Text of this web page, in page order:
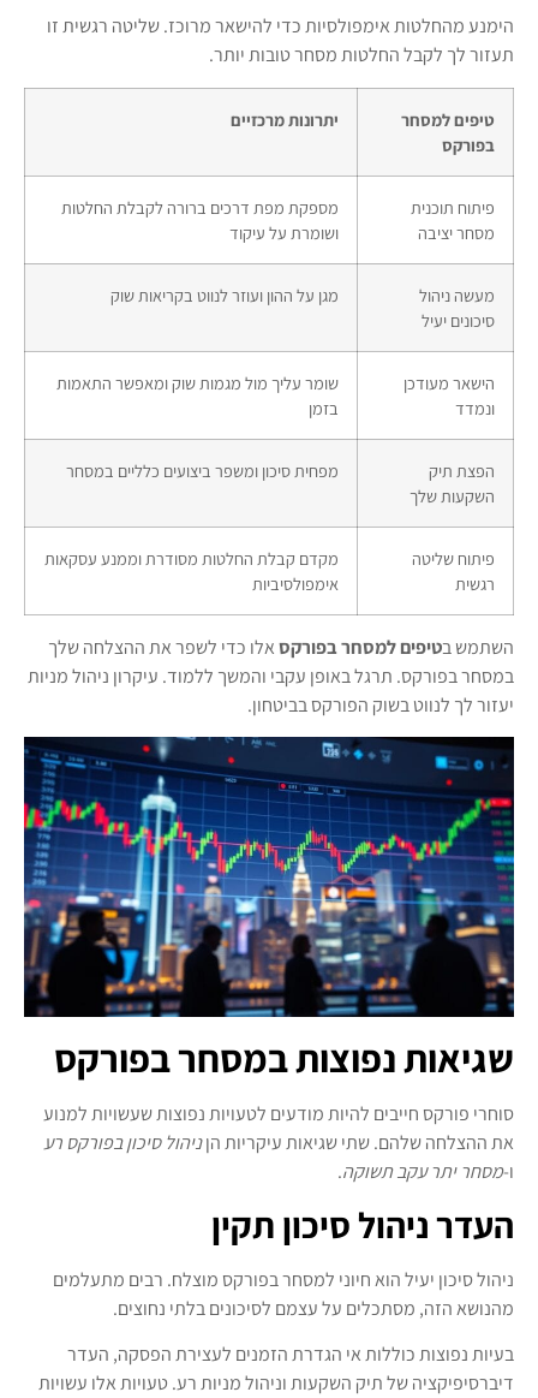
הימנע מהחלטות אימפולסיות כדי להישאר מרוכז. שליטה רגשית זו
תעזור לך לקבל החלטות מסחר טובות יותר.
טיפים למסחר
בפורקס
יתרונות מרכזיים
פיתוח תוכנית
מסחר יציבה
מספקת מפת דרכים ברורה לקבלת החלטות
ושומרת על עיקוד
מעשה ניהול
סיכונים יעיל
מגן על ההון ועוזר לנווט בקריאות שוק
הישאר מעודכן
ונמדד
שומר עליך מול מגמות שוק ומאפשר התאמות
בזמן
הפצת תיק
השקעות שלך
מפחית סיכון ומשפר ביצועים כלליים במסחר
פיתוח שליטה
רגשית
מקדם קבלת החלטות מסודרת וממנע עסקאות
אימפולסיביות
השתמש בטיפים למסחר בפורקסאלו כדי לשפר את ההצלחה שלך
במסחר בפורקס. תרגל באופן עקבי והמשך ללמוד. עיקרון ניהול מניות
יעזור לך לנווט בשוק הפורקס בביטחון.
שגיאות נפוצות במסחר בפורקס
סוחרי פורקס חייבים להיות מודעים לטעויות נפוצות שעשויות למנוע
את ההצלחה שלהם. שתי שגיאות עיקריות הןניהול סיכון בפורקס רע
ו-מסחר יתר עקב תשוקה.
העדר ניהול סיכון תקין
ניהול סיכון יעיל הוא חיוני למסחר בפורקס מוצלח. רבים מתעלמים
מהנושא הזה, מסתכלים על עצמם לסיכונים בלתי נחוצים.
בעיות נפוצות כוללות אי הגדרת הזמנים לעצירת הפסקה, העדר
דיברסיפיקציה של תיק השקעות וניהול מניות רע. טעויות אלו עשויות